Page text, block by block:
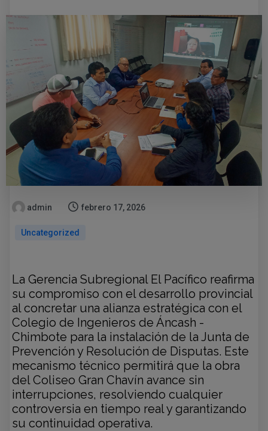
admin febrero 17, 2026
Uncategorized
La Gerencia Subregional El Pacífico reafirma
su compromiso con el desarrollo provincial
al concretar una alianza estratégica con el
Colegio de Ingenieros de Áncash -
Chimbote para la instalación de la Junta de
Prevención y Resolución de Disputas. Este
mecanismo técnico permitirá que la obra
del Coliseo Gran Chavín avance sin
interrupciones, resolviendo cualquier
controversia en tiempo real y garantizando
su continuidad operativa.